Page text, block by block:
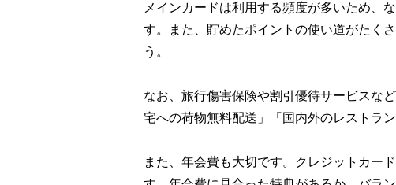
メインカードは利用する頻度が多いため、
す。また、貯めたポイントの使い道がたく
う。
なお、旅行傷害保険や割引優待サービスな
宅への荷物無料配送」「国内外のレストラ
また、年会費も大切です。クレジットカー